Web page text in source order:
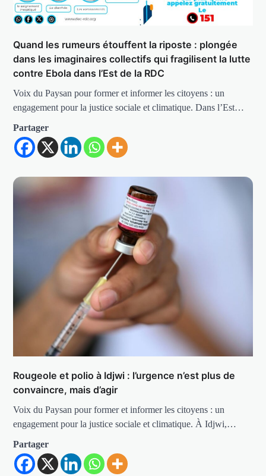
Quand les rumeurs étouffent la riposte : plongée
dans les imaginaires collectifs qui fragilisent la lutte
contre Ebola dans l’Est de la RDC
Voix du Paysan pour former et informer les citoyens : un
engagement pour la justice sociale et climatique. Dans l’Est…
Partager
Rougeole et polio à Idjwi : l’urgence n’est plus de
convaincre, mais d’agir
Voix du Paysan pour former et informer les citoyens : un
engagement pour la justice sociale et climatique. À Idjwi,…
Partager